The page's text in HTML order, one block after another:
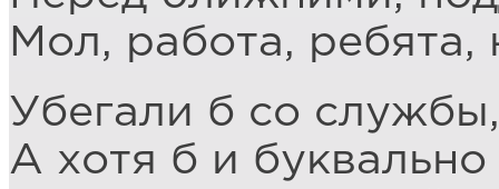
Мол, работа, ребята,
Убегали б со
А хотя б и